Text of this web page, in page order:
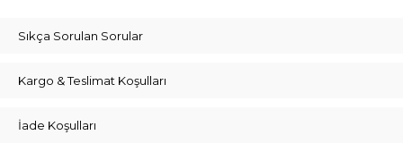
Sıkça Sorulan Sorular
Kargo & Teslimat Koşulları
İade Koşulları